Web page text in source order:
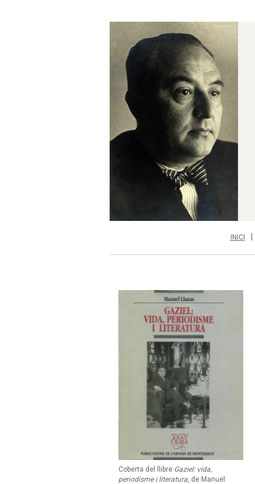
INICI
Coberta del llibre Gaziel: vida,
periodisme i literatura , de Manuel